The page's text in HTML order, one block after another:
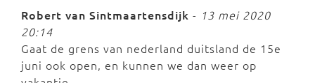
Robert van Sintmaartensdijk - 13 mei 2020
20:14
Gaat de grens van nederland duitsland de 15e
juni ook open, en kunnen we dan weer op